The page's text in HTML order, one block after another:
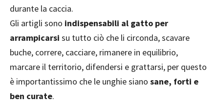
durante la caccia.
Gli artigli sono indispensabili al gatto per
arrampicarsi su tutto ciò che li circonda, scavare
buche, correre, cacciare, rimanere in equilibrio,
marcare il territorio, difendersi e grattarsi, per questo
è importantissimo che le unghie siano sane, forti e
ben curate.